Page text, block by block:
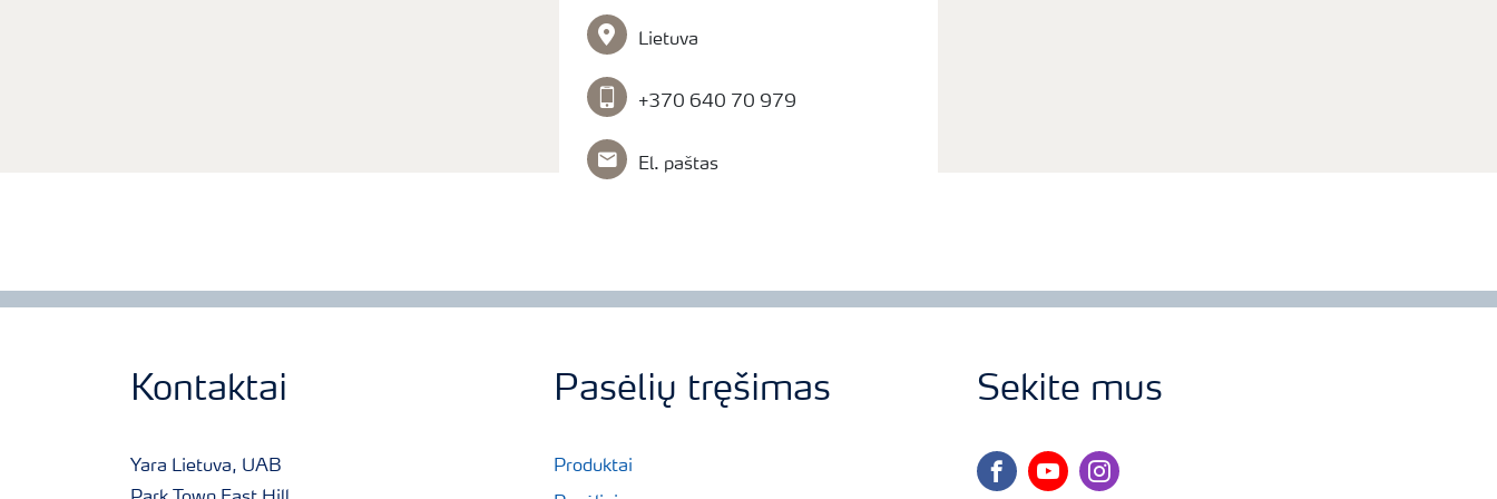
Lietuva
+370 640 70 979
El. paštas
Kontaktai
Yara Lietuva, UAB
Pasėlių tręšimas
Produktai
Sekite mus
facebookyoutubeinstagram